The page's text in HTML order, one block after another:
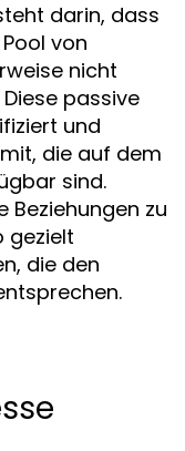
darin, dass
von
nicht
passive
und
die auf dem
sind.
Beziehungen zu
gezielt
die den